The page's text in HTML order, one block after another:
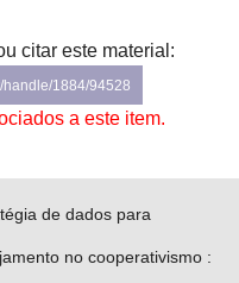
citar este material:
handle/1884/94528
a este item.
de dados para
no cooperativismo :